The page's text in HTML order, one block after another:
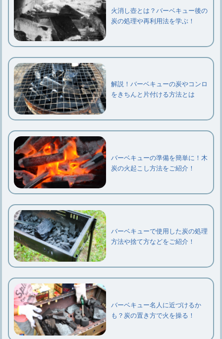
火消し壺とは？バーベキュー後の
炭の処理や再利用法を学ぶ！
解説！バーベキューの炭やコンロ
をきちんと片付ける方法とは
バーベキューの準備を簡単に！木
炭の火起こし方法をご紹介！
バーベキューで使用した炭の処理
方法や捨て方などをご紹介！
バーベキュー名人に近づけるか
も？炭の置き方で火を操る！